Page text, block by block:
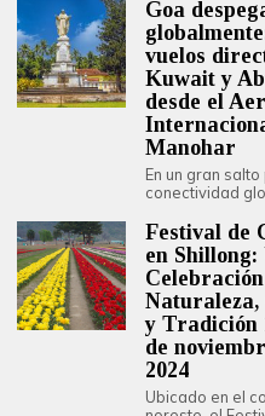
Seguir
Goa
vuelos
Kuwait y
desde el
Manohar
En un gran
conectividad
Festival de
en Shillong:
y Tradición
de
2024
Ubicado en el